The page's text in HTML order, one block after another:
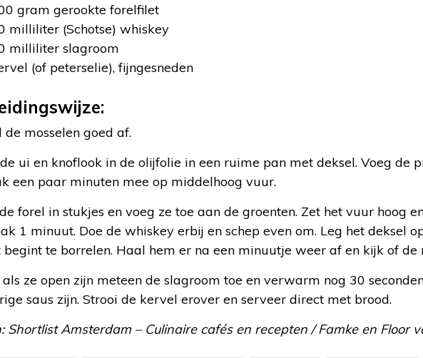
gram gerookte forelfilet
milliliter (Schotse) whiskey
milliliter slagroom
(of peterselie), fijngesneden
de mosselen goed af.
ui en knoflook in de olijfolie in een ruime pan met deksel. Voeg de
een paar minuten mee op middelhoog vuur.
forel in stukjes en voeg ze toe aan de groenten. Zet het vuur hoog
1 minuut. Doe de whiskey erbij en schep even om. Leg het deksel
begint te borrelen. Haal hem er na een minuutje weer af en kijk of de
als ze open zijn meteen de slagroom toe en verwarm nog 30
saus zijn. Strooi de kervel erover en serveer direct met brood.
Shortlist Amsterdam – Culinaire cafés en recepten / Famke en Floor